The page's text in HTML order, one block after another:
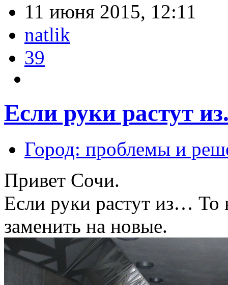
11 июня 2015, 12:11
natlik
39
Если руки растут
Город: проблемы и
Привет Сочи.
Если руки растут из… То
заменить на новые.